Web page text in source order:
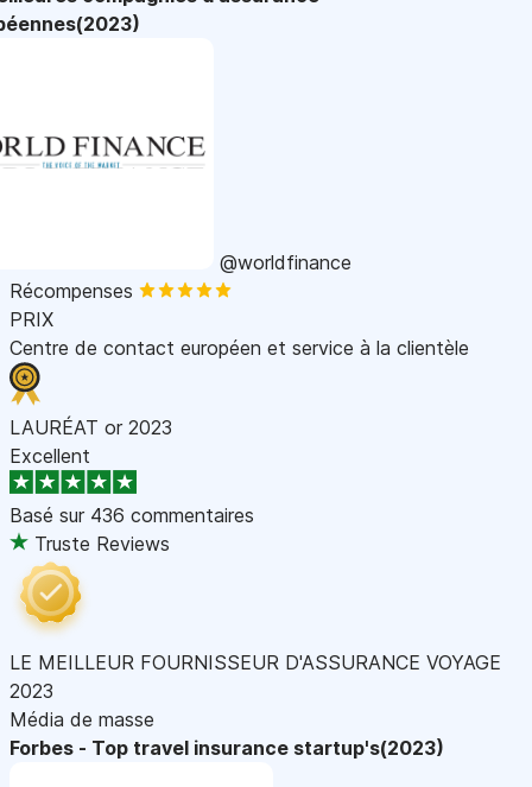
@worldfinance
Récompenses
PRIX
Centre de contact européen et service à la clientèle
LAURÉAT or 2023
Excellent
Basé sur 436 commentaires
Truste Reviews
LE MEILLEUR FOURNISSEUR D'ASSURANCE VOYAGE
2023
Média de masse
Forbes - Top travel insurance startup's(2023)